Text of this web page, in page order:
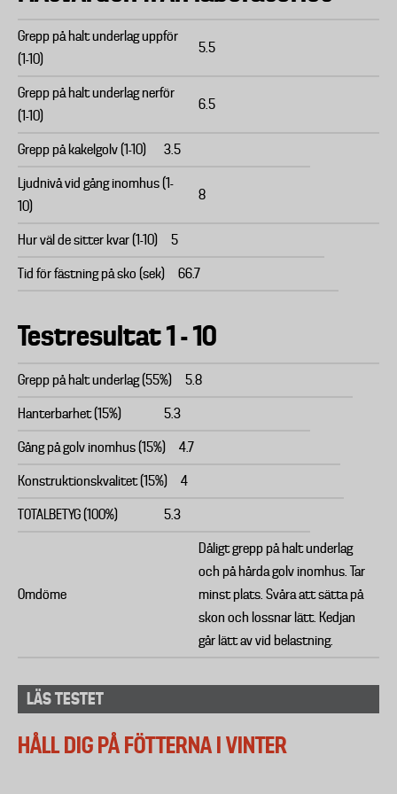
Grepp på halt underlag uppför
(1-10)
5.5
Grepp på halt underlag nerför
(1-10)
6.5
Grepp på kakelgolv (1-10) 3.5
Ljudnivå vid gång inomhus (1-
10)
8
Hur väl de sitter kvar (1-10) 5
Tid för fästning på sko (sek) 66.7
Testresultat 1 - 10
Grepp på halt underlag (55%) 5.8
Hanterbarhet (15%) 5.3
Gång på golv inomhus (15%) 4.7
Konstruktionskvalitet (15%) 4
TOTALBETYG (100%) 5.3
Omdöme
Dåligt grepp på halt underlag
och på hårda golv inomhus. Tar
minst plats. Svåra att sätta på
skon och lossnar lätt. Kedjan
går lätt av vid belastning.
LÄS TESTET
HÅLL DIG PÅ FÖTTERNA I VINTER